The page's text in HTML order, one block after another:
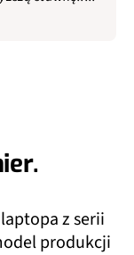
z serii
produkcji